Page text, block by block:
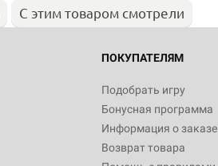
С этим товаром смотрели
ПОКУПАТЕЛЯМ
Подобрать игру
Бонусная программа
Информация о заказе
Возврат товара